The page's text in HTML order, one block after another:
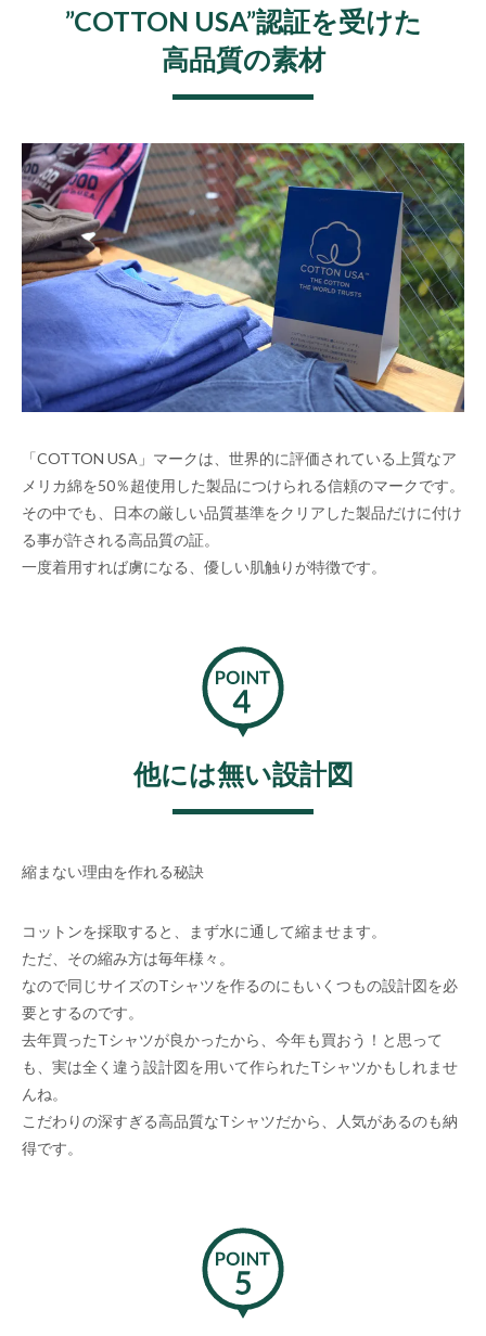
”COTTON USA”認証を受けた
高品質の素材
「COTTON USA」マークは、世界的に評価されている上質なア
メリカ綿を50％超使用した製品につけられる信頼のマークです。
その中でも、日本の厳しい品質基準をクリアした製品だけに付け
る事が許される高品質の証。
一度着用すれば虜になる、優しい肌触りが特徴です。
他には無い設計図
縮まない理由を作れる秘訣
コットンを採取すると、まず水に通して縮ませます。
ただ、その縮み方は毎年様々。
なので同じサイズのTシャツを作るのにもいくつもの設計図を必
要とするのです。
去年買ったTシャツが良かったから、今年も買おう！と思って
も、実は全く違う設計図を用いて作られたTシャツかもしれませ
んね。
こだわりの深すぎる高品質なTシャツだから、人気があるのも納
得です。